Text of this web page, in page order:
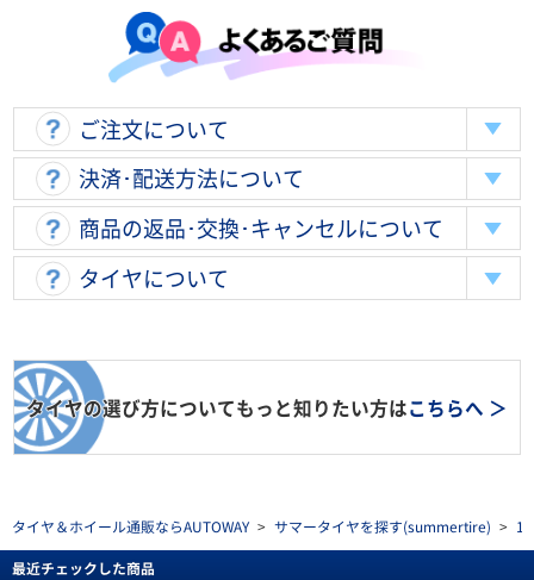
ご注文について
決済･配送方法について
商品の返品･交換･キャンセルについて
タイヤについて
タイヤの選び方についてもっと知りたい方はこちらへ ＞
タイヤ＆ホイール通販ならAUTOWAY > サマータイヤを探す(summertire) >
最近チェックした商品